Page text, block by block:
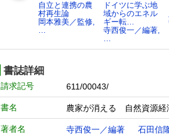
自立と連携の農
村再生論
岡本雅美／監修,
…
ドイツに学ぶ地
域からのエネル
ギー転…
寺西俊一／編著,
…
書誌詳細
請求記号 611/00043/
書名 農家が消える 自然資源経
著者名 寺西俊一／編著 石田信